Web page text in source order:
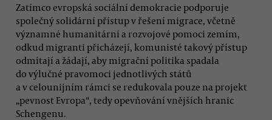
Zatímco evropská sociální demokracie podporuje
společný solidární přístup v řešení migrace, včetně
významné humanitární a rozvojové pomoci zemím,
odkud migranti přicházejí, komunisté takový přístup
odmítají a žádají, aby migrační politika spadala
do výlučné pravomoci jednotlivých států
a v celounijním rámci se redukovala pouze na projekt
„pevnost Evropa“, tedy opevňování vnějších hranic
Schengenu.